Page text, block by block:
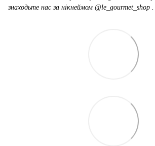
знаходьте нас за нікнеймом @le_gourmet_shop .